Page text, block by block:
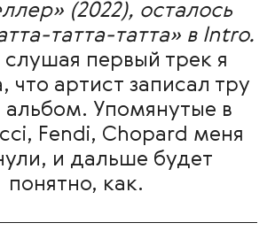
(2022), осталось
татта-татта» в Intro.
слушая первый трек я
что артист записал тру
альбом. Упомянутые в
Fendi, Chopard меня
и дальше будет
понятно, как.